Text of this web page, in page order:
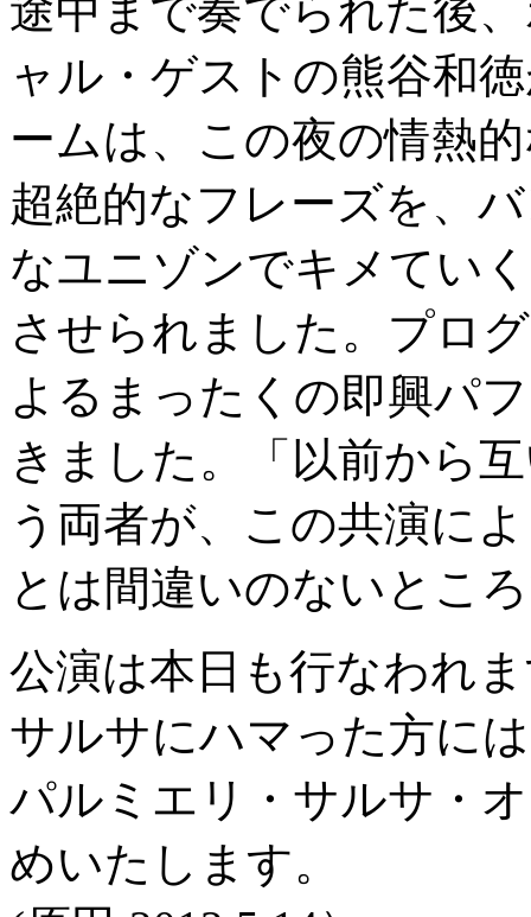
途中まで奏でられた後
ャル・ゲストの熊谷和
ームは、この夜の情熱
超絶的なフレーズを、
なユニゾンでキメてい
させられました。プロ
よるまったくの即興パ
きました。「以前から
う両者が、この共演に
とは間違いのないとこ
公演は本日も行なわれ
サルサにハマった方に
パルミエリ・サルサ・
めいたします。